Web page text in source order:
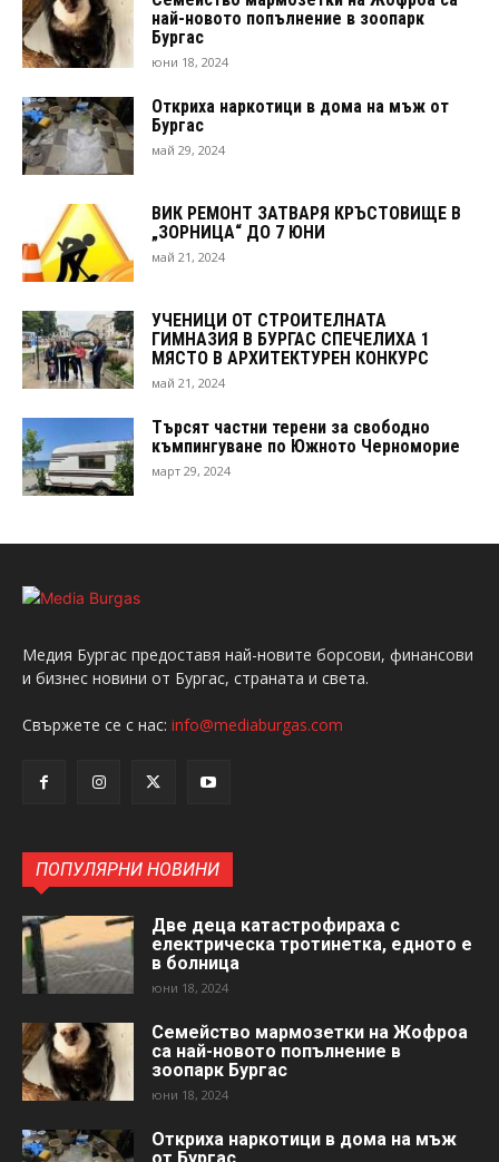
най-новото попълнение в зоопарк
Бургас
юни 18, 2024
Откриха наркотици в дома на мъж от
Бургас
май 29, 2024
ВИК РЕМОНТ ЗАТВАРЯ КРЪСТОВИЩЕ В
„ЗОРНИЦА“ ДО 7 ЮНИ
май 21, 2024
УЧЕНИЦИ ОТ СТРОИТЕЛНАТА
ГИМНАЗИЯ В БУРГАС СПЕЧЕЛИХА 1
МЯСТО В АРХИТЕКТУРЕН КОНКУРС
май 21, 2024
Търсят частни терени за свободно
къмпингуване по Южното Черноморие
март 29, 2024
Медия Бургас предоставя най-новите борсови, финансови
и бизнес новини от Бургас, страната и света.
Свържете се с нас: info@mediaburgas.com
ПОПУЛЯРНИ НОВИНИ
Две деца катастрофираха с
електрическа тротинетка, едното е
в болница
юни 18, 2024
Семейство мармозетки на Жофроа
са най-новото попълнение в
зоопарк Бургас
юни 18, 2024
Откриха наркотици в дома на мъж
от Бургас